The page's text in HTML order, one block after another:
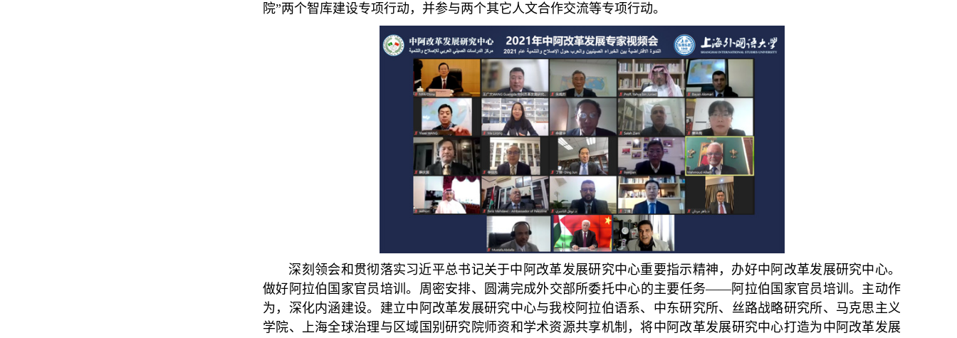
院”两个智库建设专项行动，并参与两个其它人文合作交流等专项行动。
深刻领会和贯彻落实习近平总书记关于中阿改革发展研究中心重要指示精神，办好中阿改革发展研究中心。
做好阿拉伯国家官员培训。周密安排、圆满完成外交部所委托中心的主要任务——阿拉伯国家官员培训。主动作
为，深化内涵建设。建立中阿改革发展研究中心与我校阿拉伯语系、中东研究所、丝路战略研究所、马克思主义
学院、上海全球治理与区域国别研究院师资和学术资源共享机制，将中阿改革发展研究中心打造为中阿改革发展